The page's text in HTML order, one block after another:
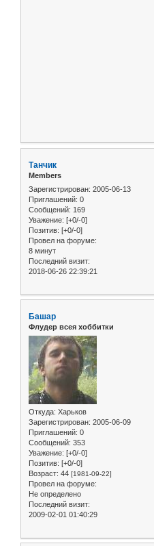
Танчик
Members
Зарегистрирован: 2005-06-13
Приглашений: 0
Сообщений: 169
Уважение: [+0/-0]
Позитив: [+0/-0]
Провел на форуме:
8 минут
Последний визит:
2018-06-26 22:39:21
Башар
Флудер всея хоббитки
Откуда: Харьков
Зарегистрирован: 2005-06-09
Приглашений: 0
Сообщений: 353
Уважение: [+0/-0]
Позитив: [+0/-0]
Возраст: 44 [1981-09-22]
Провел на форуме:
Не определено
Последний визит:
2009-02-01 01:40:29